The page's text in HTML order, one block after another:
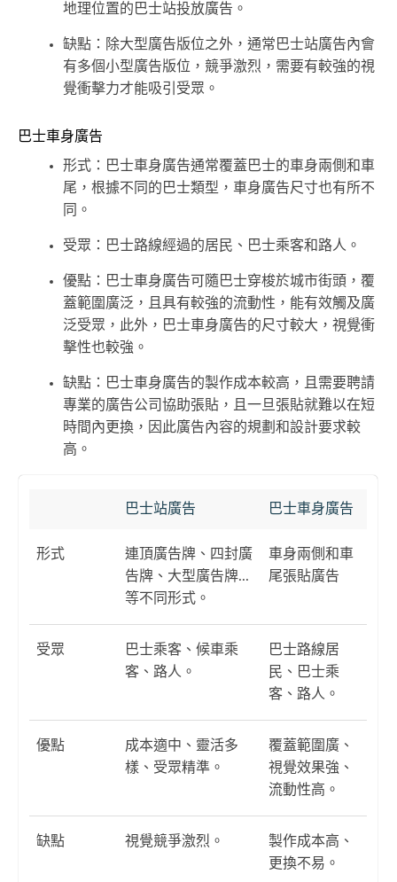
地理位置的巴士站投放廣告。
缺點：除大型廣告版位之外，通常巴士站廣告內會
有多個小型廣告版位，競爭激烈，需要有較強的視
覺衝擊力才能吸引受眾。
巴士車身廣告
形式：巴士車身廣告通常覆蓋巴士的車身兩側和車
尾，根據不同的巴士類型，車身廣告尺寸也有所不
同。
受眾：巴士路線經過的居民、巴士乘客和路人。
優點：巴士車身廣告可隨巴士穿梭於城市街頭，覆
蓋範圍廣泛，且具有較強的流動性，能有效觸及廣
泛受眾，此外，巴士車身廣告的尺寸較大，視覺衝
擊性也較強。
缺點：巴士車身廣告的製作成本較高，且需要聘請
專業的廣告公司協助張貼，且一旦張貼就難以在短
時間內更換，因此廣告內容的規劃和設計要求較
高。
巴士站廣告 巴士車身廣告
形式
連頂廣告牌、四封廣
告牌、大型廣告牌...
等不同形式。
車身兩側和車
尾張貼廣告
受眾
巴士乘客、候車乘
客、路人。
巴士路線居
民、巴士乘
客、路人。
優點
成本適中、靈活多
樣、受眾精準。
覆蓋範圍廣、
視覺效果強、
流動性高。
缺點 視覺競爭激烈。
製作成本高、
更換不易。